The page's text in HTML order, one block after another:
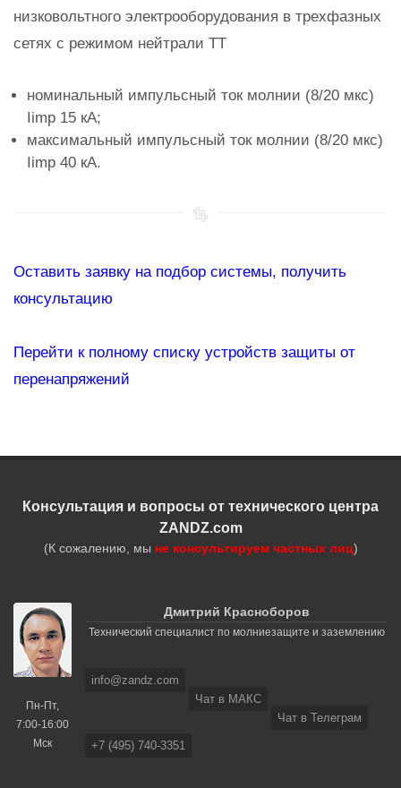
низковольтного электрооборудования в трехфазных
сетях с режимом нейтрали TT
номинальный импульсный ток молнии (8/20 мкс)
Iimp 15 кА;
максимальный импульсный ток молнии (8/20 мкс)
Iimp 40 кА.
Оставить заявку на подбор системы, получить
консультацию
Перейти к полному списку устройств защиты от
перенапряжений
Консультация и вопросы от технического центра
ZANDZ.com
(К сожалению, мы не консультируем частных лиц)
Пн-Пт,
7:00-16:00
Мск
Дмитрий Красноборов
Технический специалист по молниезащите и заземлению
info@zandz.com
Чат в МАКС
Чат в Телеграм
+7 (495) 740-3351